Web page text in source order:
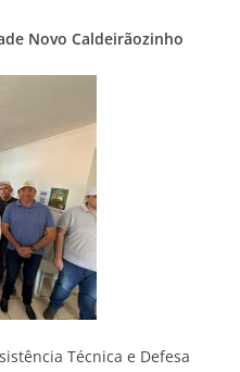
Novo Caldeirãozinho
Técnica e Defesa